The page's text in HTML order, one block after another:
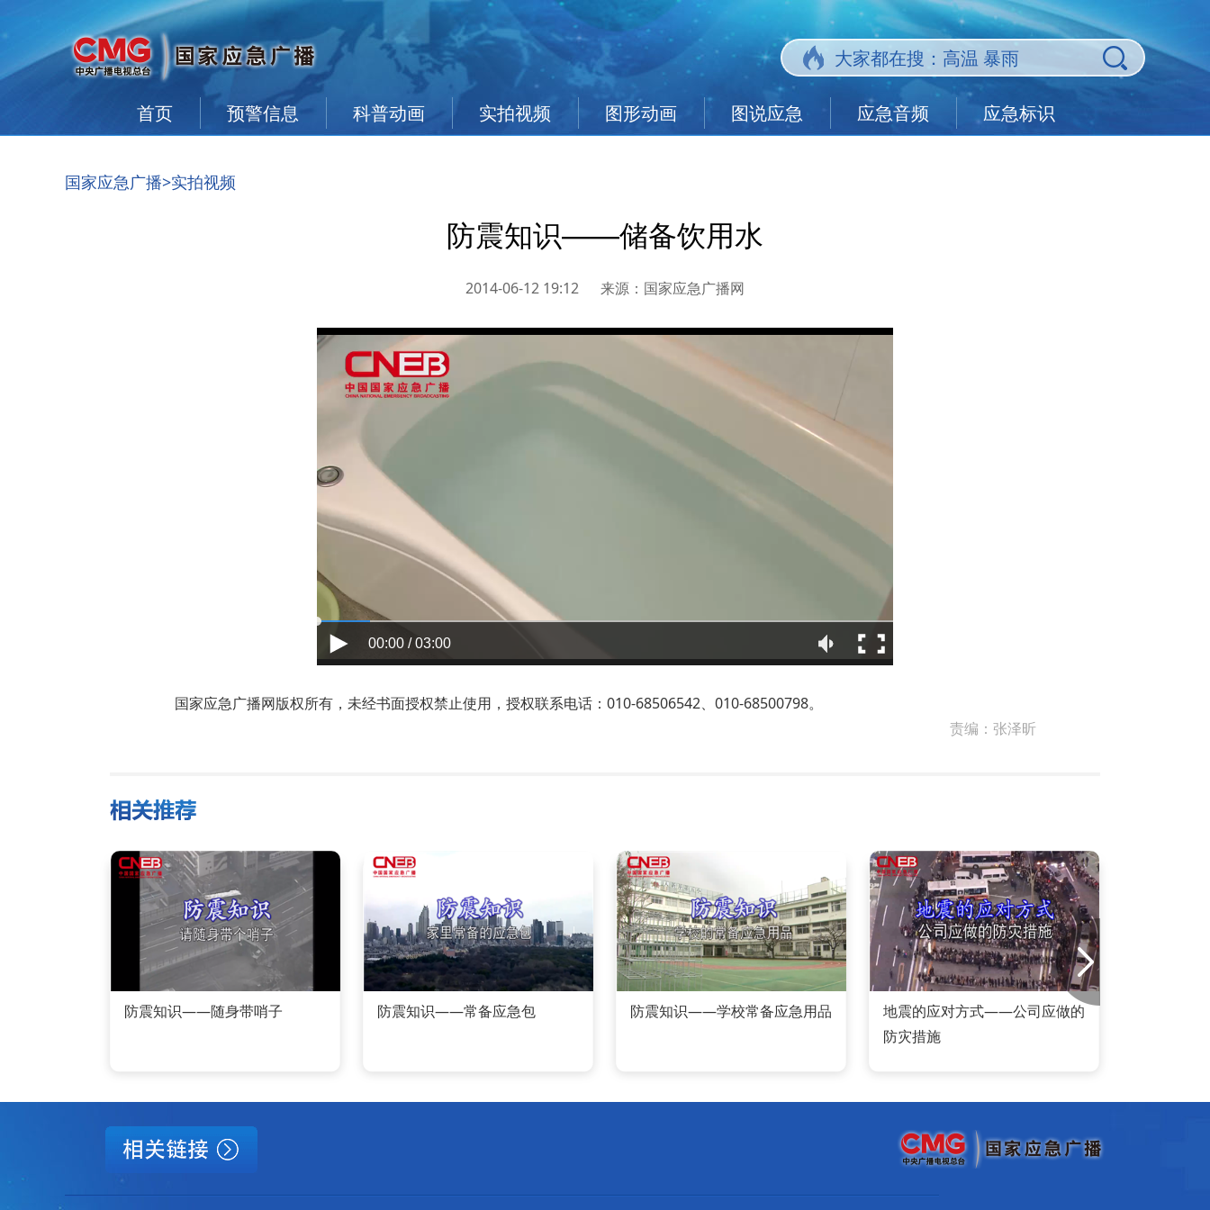
首页 预警信息 科普动画 实拍视频 图形动画 图说应急 应急音频 应急标识
国家应急广播>实拍视频
防震知识——储备饮用水
2014-06-12 19:12 来源： 国家应急广播网
00:00 / 03:00
国家应急广播网版权所有，未经书面授权禁止使用，授权联系电话：010-68506542、010-68500798。
责编： 张泽昕
防震知识——随身带哨子 防震知识——常备应急包 防震知识——学校常备应急用品
地震的应对方式——公司应做的
防灾措施